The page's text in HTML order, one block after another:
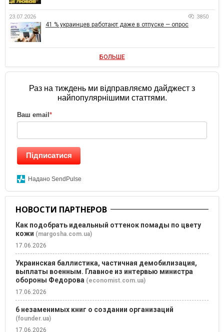
23.07.2026 3850
41 % украинцев работают даже в отпуске — опрос
БОЛЬШЕ
Раз на тиждень ми відправляємо дайджест з
найпопулярнішими статтями.
Ваш email*
Підписатися
Надано SendPulse
НОВОСТИ ПАРТНЕРОВ
Как подобрать идеальный оттенок помады по цвету
кожи (margosha.com.ua)
17.06.2026
Украинская баллистика, частичная демобилизация,
выплаты военным. Главное из интервью министра
обороны Федорова (economist.com.ua)
17.06.2026
6 незаменимых книг о создании организаций
(founder.ua)
17.06.2026